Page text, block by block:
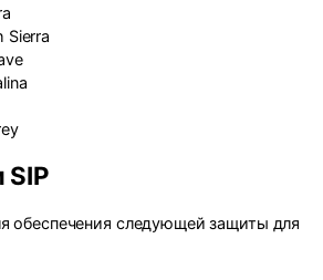
Sierra
SIP
обеспечения следующей защиты для